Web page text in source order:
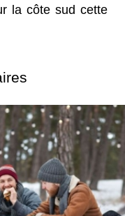
la côte sud cette